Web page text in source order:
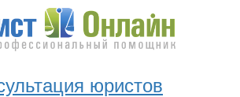
юристов